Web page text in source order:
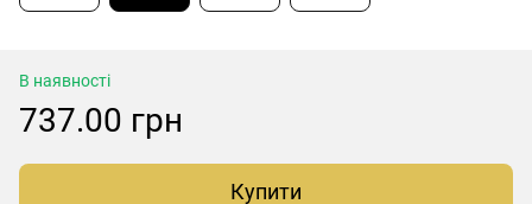
В наявності
737.00 грн
Купити